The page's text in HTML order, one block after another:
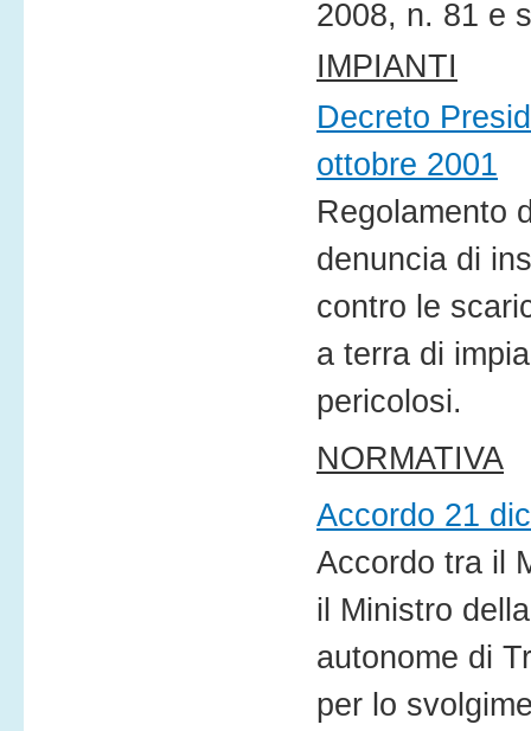
2008, n. 81 e
IMPIANTI
Decreto
ottobre 2001
Regolamento
denuncia di
contro le
a terra di
pericolosi.
NORMATIVA
Accordo 21
Accordo tra il
il Ministro
autonome di
per lo